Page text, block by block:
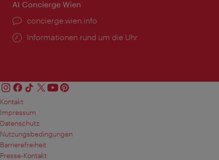
AI Concierge Wien
Ort:
concierge.wien.info
Öffnungszeiten:
Informationen rund um die Uhr
Kontakt
Impressum
Datenschutz
Nutzungsbedingungen
Barrierefreiheit
Presse-Kontakt